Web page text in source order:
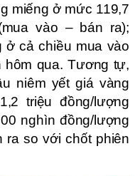
miếng ở mức 119,7
vào – bán ra);
ở cả chiều mua vào
hôm qua. Tương tự,
niêm yết giá vàng
triệu đồng/lượng
nghìn đồng/lượng
ra so với chốt phiên